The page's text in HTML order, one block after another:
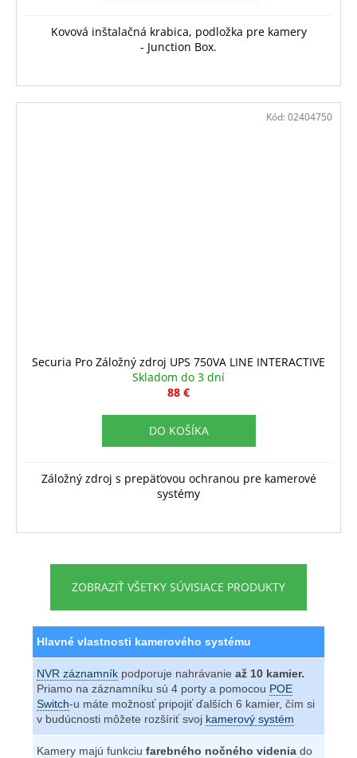
Kovová inštalačná krabica, podložka pre kamery
- Junction Box.
Securia Pro Záložný zdroj UPS 750VA LINE INTERACTIVE
Skladom do 3 dní
88 €
DO KOŠÍKA
Záložný zdroj s prepäťovou ochranou pre kamerové
systémy
Kód: 02404750
ZOBRAZIŤ VŠETKY SÚVISIACE PRODUKTY
Hlavné vlastnosti kamerového systému
NVR záznamník podporuje nahrávanie až 10 kamier.
Priamo na záznamníku sú 4 porty a pomocou POE
Switch-u máte možnosť pripojiť ďalších 6 kamier, čím si
v budúcnosti môžete rozšíriť svoj kamerový systém
Kamery majú funkciu farebného nočného videnia do